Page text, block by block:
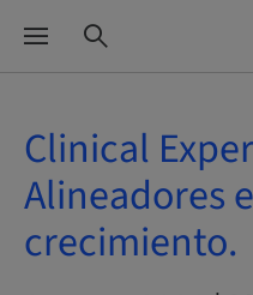
Clinical
Alineadores
crecimiento.